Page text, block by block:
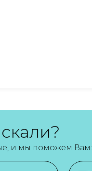
и мы поможем Вам: